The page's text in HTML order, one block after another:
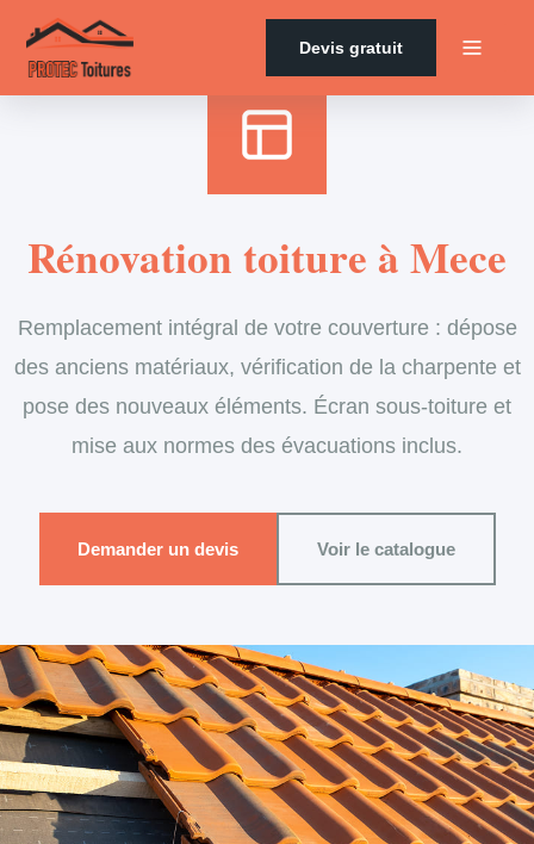
Devis gratuit
Rénovation toiture à Mece
Remplacement intégral de votre couverture : dépose
des anciens matériaux, vérification de la charpente et
pose des nouveaux éléments. Écran sous-toiture et
mise aux normes des évacuations inclus.
Demander un devis Voir le catalogue